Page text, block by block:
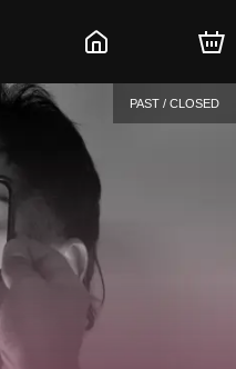
PAST / CLOSED